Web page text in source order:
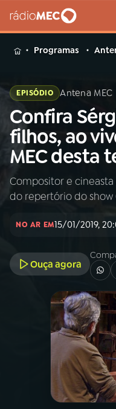
MENU
Buscar
na
Rádio
MEC
Início
INÍCIO
A RÁDIO
PROGRAMAÇÃO
PROGRAMAS
PODCASTS
Programas
EPISÓDIO Antena MEC
Confira
filhos, ao
MEC desta
Compositor e
do repertório do show
NO AR EM15/01/2019,
Ouça agora